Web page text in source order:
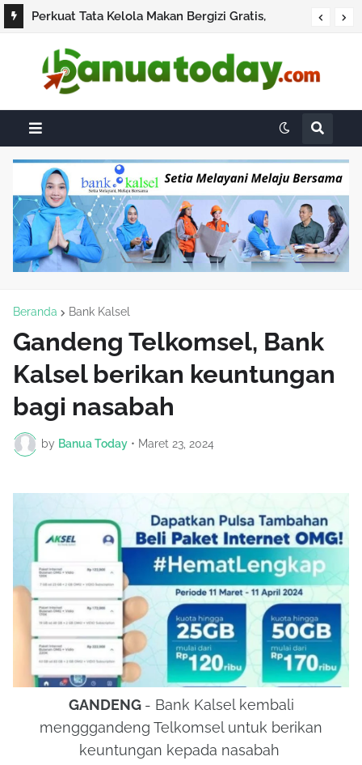
Perkuat Tata Kelola Makan Bergizi Gratis,
Pakar Gizi
Beranda Bank Kalsel
Gandeng Telkomsel, Bank
Kalsel berikan keuntungan
bagi nasabah
by Banua Today • Maret 23, 2024
GANDENG - Bank Kalsel kembali
mengggandeng Telkomsel untuk berikan
keuntungan kepada nasabah